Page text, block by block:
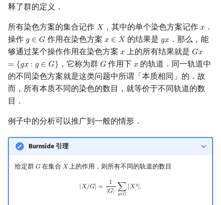
类欧几里德算法
Meissel–Lehmer 算法
连分数
Stern–Brocot 树与 Farey 序列
二次域
Pell 方程
最大团搜索算法
支配树
图上随机游走
释了群的定义．
所有染色方案的集合记作 𝑋
X ，其中的单个染色方案记作 𝑥
x．
操作 𝑔 ∈ 𝐺
g ∈G 作用在染色方案 𝑥 ∈ 𝑋
x∈X 的结果是 𝑔𝑥
gx．那么，能
够通过某个操作作用在染色方案 𝑥
x 上的所有结果就是𝐺𝑥
= {𝑔𝑥 : 𝑔 ∈ 𝐺}
Gx=
，它称为群 𝐺
G 作用下𝑥
x 的轨道．同一轨道中
的不同染色方案就是这类问题中所谓「本质相同」的．故
而，所有本质不同的染色的数目，就等价于不同轨道的数
目．
例子中的分析可以推广到一般的情形．
Burnside 引理
给定群 𝐺
G在集合 𝑋
X 上的作用，则所有不同的轨道的数目
|𝑋/𝐺| =
1
|𝐺| ∑
𝑔∈𝐺
|𝑋𝑔|.
|X /G| |∑ g∈G | Xg|.